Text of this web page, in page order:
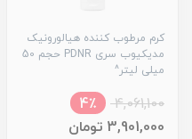
کرم مرطوب کننده هیالورونیک
مدیکیوب سری PDNR حجم 50
میلی لیتر^
4,061,100
4٪
3,901,000 تومان